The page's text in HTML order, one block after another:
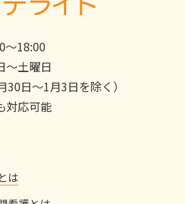
〜18:00
〜土曜日
30日〜1月3日を除く）
対応可能
は